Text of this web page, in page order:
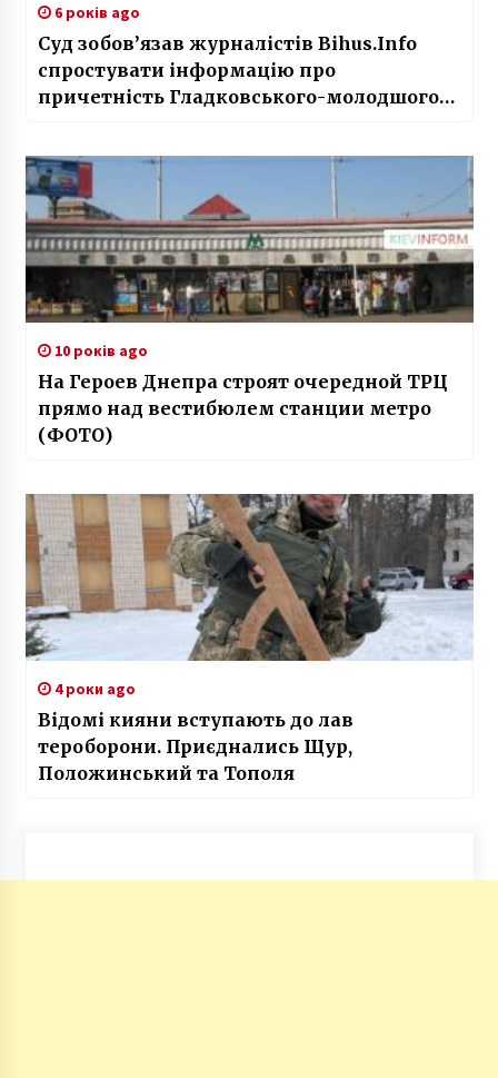
6 років ago
Суд зобов’язав журналістів Bihus.Info
спростувати інформацію про
причетність Гладковського-молодшого
10 років ago
На Героев Днепра строят очередной ТРЦ
прямо над вестибюлем станции метро
(ФОТО)
4 роки ago
Відомі кияни вступають до лав
тероборони. Приєднались Щур,
Положинський та Тополя